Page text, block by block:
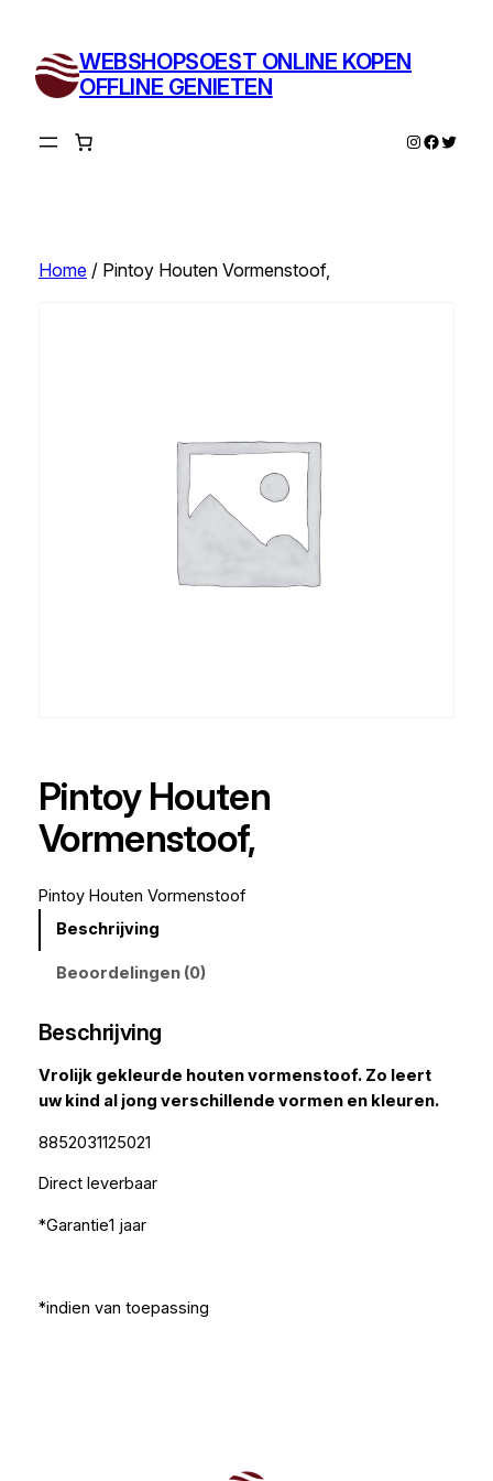
inhoud
WEBSHOPSOEST ONLINE KOPEN
OFFLINE GENIETEN
Instagram
Twitter
Home/ Pintoy Houten Vormenstoof,
Pintoy Houten
Vormenstoof,
Pintoy Houten Vormenstoof
Beschrijving
Beoordelingen (0)
Beschrijving
Vrolijk gekleurde houten vormenstoof. Zo leert
uw kind al jong verschillende vormen en kleuren.
8852031125021
Direct leverbaar
*Garantie1 jaar
*indien van toepassing